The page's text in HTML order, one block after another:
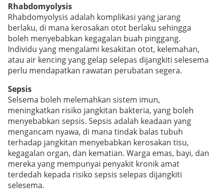
Rhabdomyolysis
Rhabdomyolysis adalah komplikasi yang jarang
berlaku, di mana kerosakan otot berlaku sehingga
boleh menyebabkan kegagalan buah pinggang.
Individu yang mengalami kesakitan otot, kelemahan,
atau air kencing yang gelap selepas dijangkiti selesema
perlu mendapatkan rawatan perubatan segera.
Sepsis
Selsema boleh melemahkan sistem imun,
meningkatkan risiko jangkitan bakteria, yang boleh
menyebabkan sepsis. Sepsis adalah keadaan yang
mengancam nyawa, di mana tindak balas tubuh
terhadap jangkitan menyebabkan kerosakan tisu,
kegagalan organ, dan kematian. Warga emas, bayi, dan
mereka yang mempunyai penyakit kronik amat
terdedah kepada risiko sepsis selepas dijangkiti
selesema.